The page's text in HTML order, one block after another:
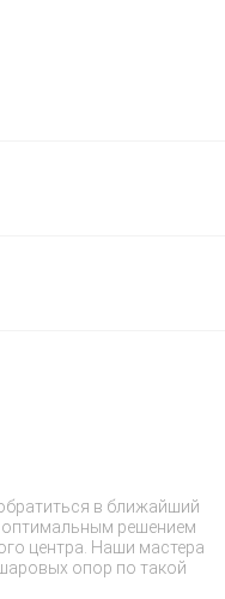
в ближайший
оптимальным решением
центра. Наши мастера
опор по такой